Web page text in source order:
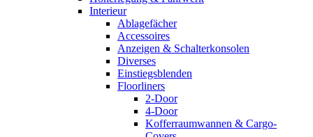
Interieur
Ablagefächer
Accessoires
Anzeigen & Schalterkonsolen
Diverses
Einstiegsblenden
Floorliners
2-Door
4-Door
Kofferraumwannen & Cargo-